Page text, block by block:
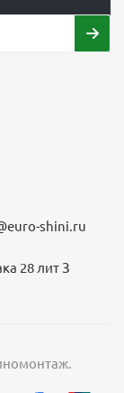
shini.ru
28 лит З